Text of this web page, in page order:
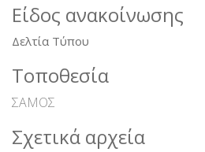
Είδος ανακοίνωσης
Δελτία Τύπου
Τοποθεσία
ΣΑΜΟΣ
Σχετικά αρχεία